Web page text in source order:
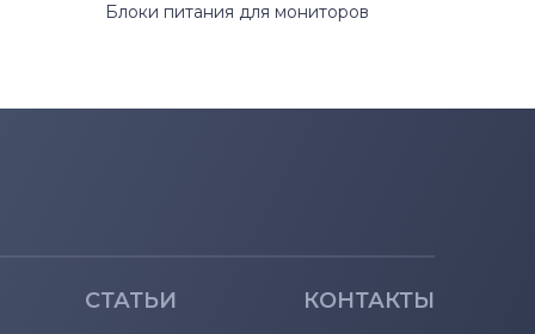
Блоки питания для мониторов
СТАТЬИ КОНТАКТЫ